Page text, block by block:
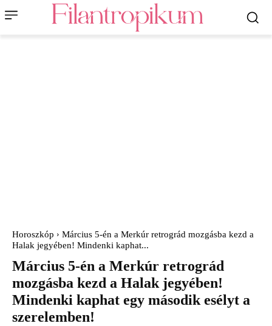
Horoszkóp
Március 5-én a Merkúr retrográd mozgásba kezd a
Halak jegyében! Mindenki kaphat...
Március 5-én a Merkúr retrográd
mozgásba kezd a Halak jegyében!
Mindenki kaphat egy második esélyt a
szerelemben!